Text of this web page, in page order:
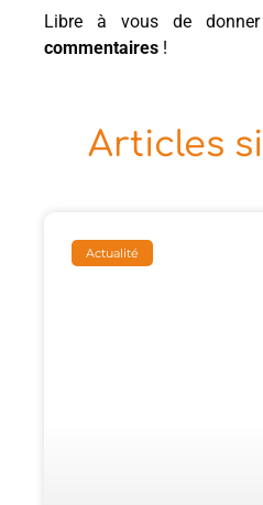
Libre à vous de
commentaires !
Articles
Actualité